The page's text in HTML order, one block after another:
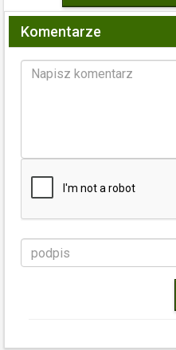
Komentarze